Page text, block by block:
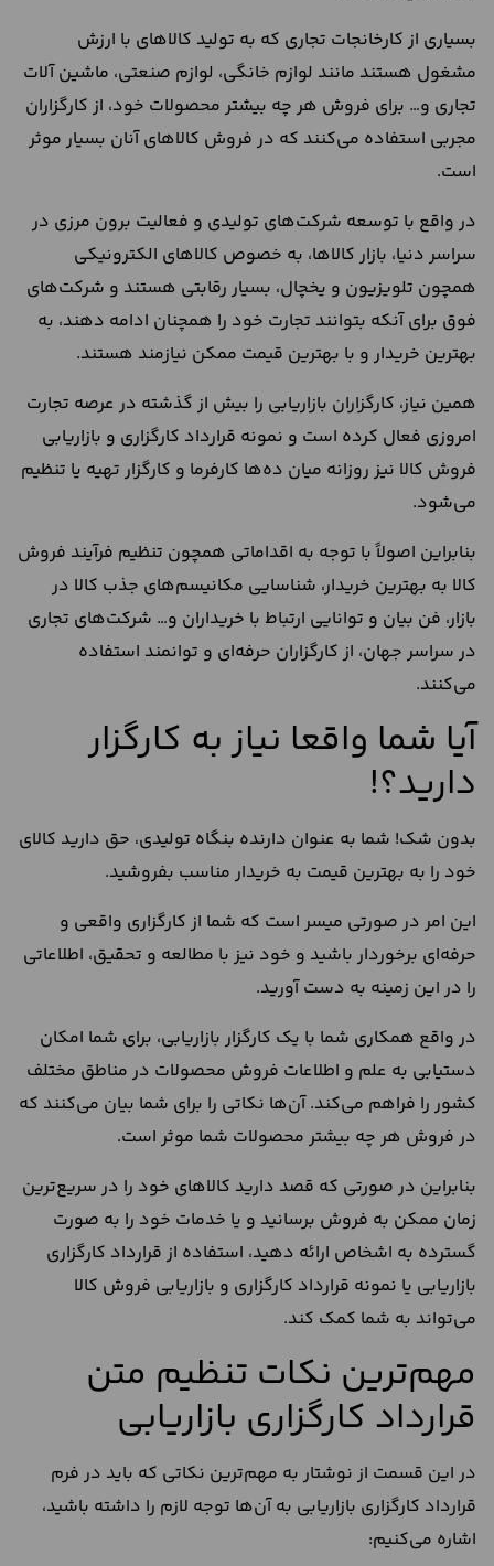
بسیاری از کارخانجات تجاری که به تولید کالاهای با ارزش
مشغول هستند مانند لوازم خانگی، لوازم صنعتی، ماشین آلات
تجاری و… برای فروش هر چه بیشتر محصولات خود، از کارگزاران
مجربی استفاده می‌کنند که در فروش کالاهای آنان بسیار موثر
است.
در واقع با توسعه شرکت‌های تولیدی و فعالیت برون مرزی در
سراسر دنیا، بازار کالاها، به خصوص کالاهای الکترونیکی
همچون تلویزیون و یخچال، بسیار رقابتی هستند و شرکت‌های
فوق برای آنکه بتوانند تجارت خود را همچنان ادامه دهند، به
بهترین خریدار و با بهترین قیمت ممکن نیازمند هستند.
همین نیاز، کارگزاران بازاریابی را بیش از گذشته در عرصه تجارت
امروزی فعال کرده است و نمونه قرارداد کارگزاری و بازاریابی
فروش کالا نیز روزانه میان ده‌ها کارفرما و کارگزار تهیه یا تنظیم
می‌شود.
بنابراین اصولاً با توجه به اقداماتی همچون تنظیم فرآیند فروش
کالا به بهترین خریدار، شناسایی مکانیسم‌های جذب کالا در
بازار، فن بیان و توانایی ارتباط با خریداران و… شرکت‌های تجاری
در سراسر جهان، از کارگزاران حرفه‌ای و توانمند استفاده
می‌کنند.
آیا شما واقعا نیاز به کارگزار
دارید؟!
بدون شک! شما به عنوان دارنده بنگاه تولیدی، حق دارید کالای
خود را به بهترین قیمت به خریدار مناسب بفروشید.
این امر در صورتی میسر است که شما از کارگزاری واقعی و
حرفه‌ای برخوردار باشید و خود نیز با مطالعه و تحقیق، اطلاعاتی
را در این زمینه به دست آورید.
در واقع همکاری شما با یک کارگزار بازاریابی، برای شما امکان
دستیابی به علم و اطلاعات فروش محصولات در مناطق مختلف
کشور را فراهم می‌کند. آن‌ها نکاتی را برای شما بیان می‌کنند که
در فروش هر چه بیشتر محصولات شما موثر است.
بنابراین در صورتی که قصد دارید کالاهای خود را در سریع‌ترین
زمان ممکن به فروش برسانید و یا خدمات خود را به صورت
گسترده به اشخاص ارائه دهید، استفاده از قرارداد کارگزاری
بازاریابی یا نمونه قرارداد کارگزاری و بازاریابی فروش کالا
می‌تواند به شما کمک کند.
مهم‌‌ترین نکات تنظیم متن
قرارداد کارگزاری بازاریابی
در این قسمت از نوشتار به مهم‌ترین نکاتی که باید در فرم
قرارداد کارگزاری بازاریابی به آن‌ها توجه لازم را داشته باشید،
اشاره می‌کنیم: